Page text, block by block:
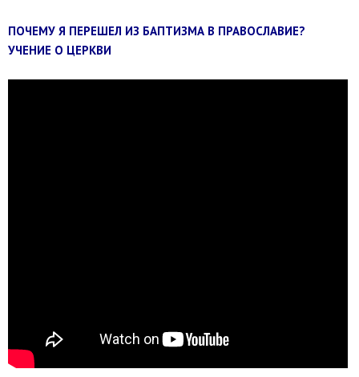
ПОЧЕМУ Я ПЕРЕШЕЛ ИЗ БАПТИЗМА В ПРАВОСЛАВИЕ?
УЧЕНИЕ О ЦЕРКВИ